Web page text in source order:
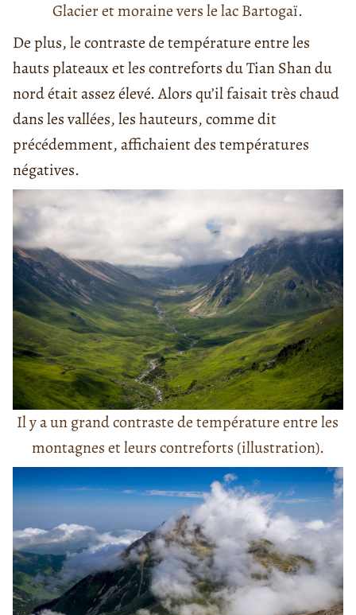
Glacier et moraine vers le lac Bartogaï.
De plus, le contraste de température entre les
hauts plateaux et les contreforts du Tian Shan du
nord était assez élevé. Alors qu’il faisait très chaud
dans les vallées, les hauteurs, comme dit
précédemment, affichaient des températures
négatives.
Il y a un grand contraste de température entre les
montagnes et leurs contreforts (illustration).